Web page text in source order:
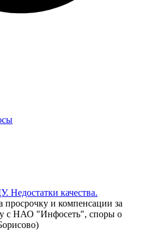
Недостатки качества.
просрочку и компенсации за
с НАО "Инфосеть", споры о